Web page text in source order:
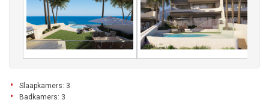
Slaapkamers: 3
Badkamers: 3